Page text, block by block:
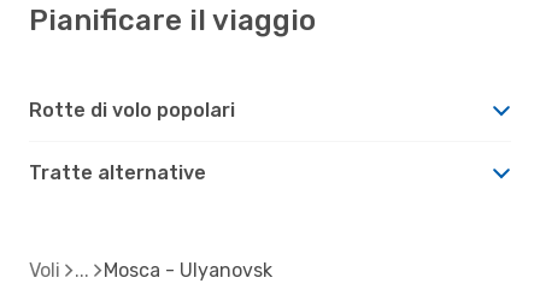
Pianificare il viaggio
Rotte di volo popolari
Tratte alternative
Voli Mosca - Ulyanovsk